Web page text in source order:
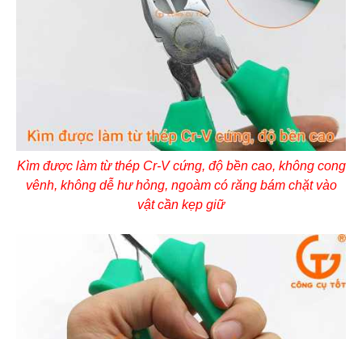
Kìm được làm từ thép Cr-V cứng, độ bền cao, không cong
vênh, không dễ hư hỏng, ngoàm có răng bám chặt vào
vật cần kẹp giữ